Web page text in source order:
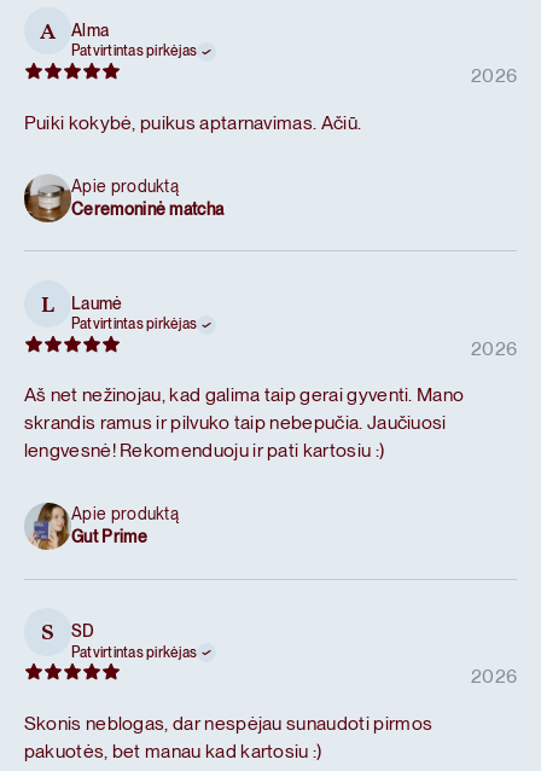
A Alma
Patvirtintas pirkėjas
2026
Puiki kokybė, puikus aptarnavimas. Ačiū.
Apie produktą
Ceremoninė matcha
L Laumė
Patvirtintas pirkėjas
2026
Aš net nežinojau, kad galima taip gerai gyventi. Mano
skrandis ramus ir pilvuko taip nebepučia. Jaučiuosi
lengvesnė! Rekomenduoju ir pati kartosiu :)
Apie produktą
Gut Prime
S SD
Patvirtintas pirkėjas
2026
Skonis neblogas, dar nespėjau sunaudoti pirmos
pakuotės, bet manau kad kartosiu :)